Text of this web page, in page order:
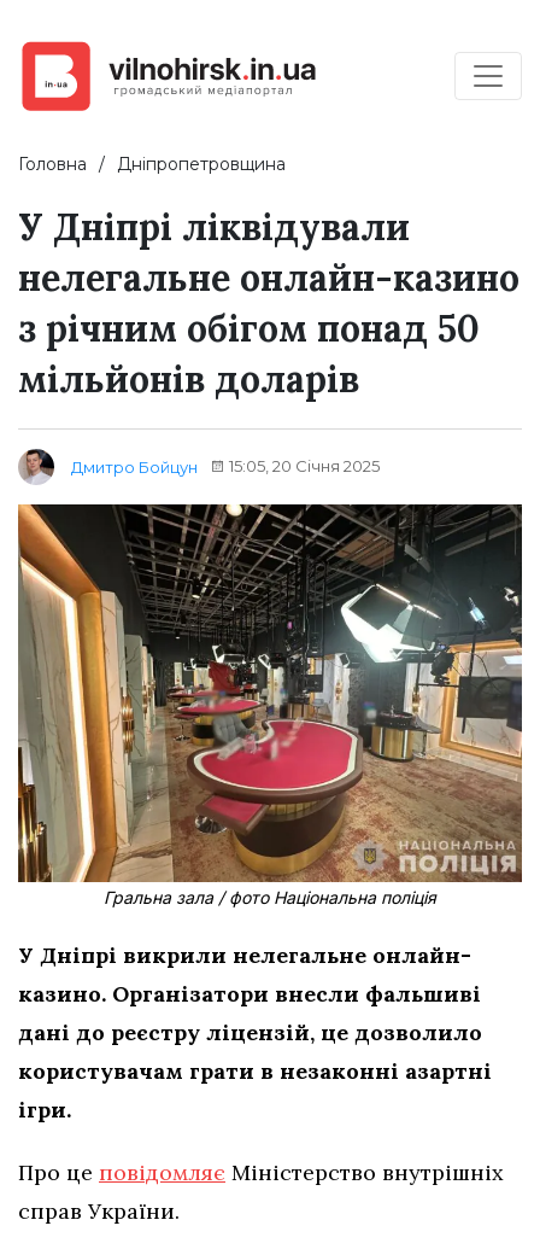
Головна Дніпропетровщина
У Дніпрі ліквідували
нелегальне онлайн-казино
з річним обігом понад 50
мільйонів доларів
Дмитро Бойцун 15:05, 20 Січня 2025
Гральна зала / фото Національна поліція
У Дніпрі викрили нелегальне онлайн-
казино. Організатори внесли фальшиві
дані до реєстру ліцензій, це дозволило
користувачам грати в незаконні азартні
ігри.
Про це повідомляє Міністерство внутрішніх
справ України.